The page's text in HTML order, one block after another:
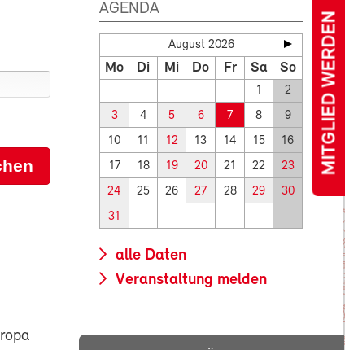
MITGLIED WERDEN
AGENDA
August 2026
Mo Di Mi Do Fr Sa So
1 2
3 4 5 6 7 8 9
10 11 12 13 14 15 16
17 18 19 20 21 22 23
24 25 26 27 28 29 30
31
alle Daten
Veranstaltung melden